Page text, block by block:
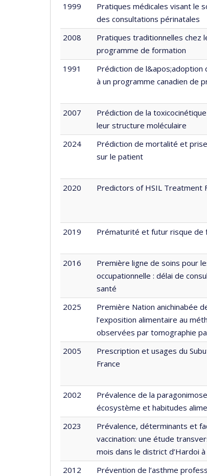
1999
Pratiques médicales visant le
des consultations périnatales
2008
Pratiques traditionnelles chez
programme de formation
1991
Prédiction de
à un programme canadien de
2007
Prédiction de la
leur structure moléculaire
2024
Prédiction de mortalité et
sur le patient
2020
Predictors of HSIL Treatment
2019
Prématurité et futur risque de
2016
Première ligne de soins pour
occupationnelle : délai de
santé
2025
Première Nation anichinabée
l’exposition alimentaire au
observées par tomographie
2005
Prescription et usages du
France
2002
Prévalence de la
écosystème et habitudes
2023
Prévalence, déterminants et
vaccination: une étude
mois dans le district d’Hardoi
2012
Prévention de l’asthme